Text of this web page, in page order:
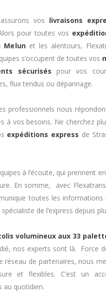
vos livraisons
pour toutes vos
Melunet les alentours,
s’occupent de toutes vos
sécurisés pour vos
flux tendus ou dépannage.
professionnels nous
à vos besoins. Ne cherchez
expéditions express de
à l’écoute, qui prennent
En somme, avec
toutes les informations
de l’express depuis
volumineux aux 33
nos experts sont là. Force
de partenaires, nous
et flexibles. C’est un
au quotidien.